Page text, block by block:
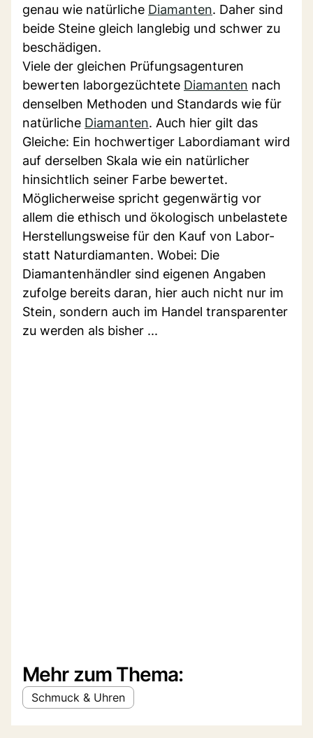
genau wie natürliche Diamanten. Daher sind
beide Steine gleich langlebig und schwer zu
beschädigen.
Viele der gleichen Prüfungsagenturen
bewerten laborgezüchtete Diamanten nach
denselben Methoden und Standards wie für
natürliche Diamanten. Auch hier gilt das
Gleiche: Ein hochwertiger Labordiamant wird
auf derselben Skala wie ein natürlicher
hinsichtlich seiner Farbe bewertet.
Möglicherweise spricht gegenwärtig vor
allem die ethisch und ökologisch unbelastete
Herstellungsweise für den Kauf von Labor-
statt Naturdiamanten. Wobei: Die
Diamantenhändler sind eigenen Angaben
zufolge bereits daran, hier auch nicht nur im
Stein, sondern auch im Handel transparenter
zu werden als bisher ...
Mehr zum Thema:
Schmuck & Uhren